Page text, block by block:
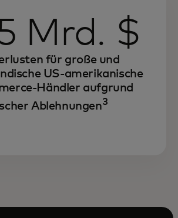
Mrd. $
für große und
US-amerikanische
Händler aufgrund
Ablehnungen3